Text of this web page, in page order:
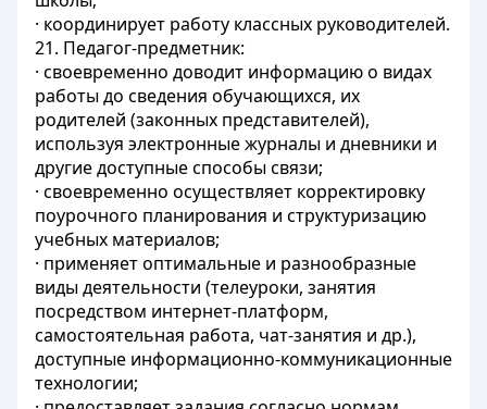
· координирует работу классных руководителей.
21. Педагог-предметник:
· своевременно доводит информацию о видах
работы до сведения обучающихся, их
родителей (законных представителей),
используя электронные журналы и дневники и
другие доступные способы связи;
· своевременно осуществляет корректировку
поурочного планирования и структуризацию
учебных материалов;
· применяет оптимальные и разнообразные
виды деятельности (телеуроки, занятия
посредством интернет-платформ,
самостоятельная работа, чат-занятия и др.),
доступные информационно-коммуникационные
технологии;